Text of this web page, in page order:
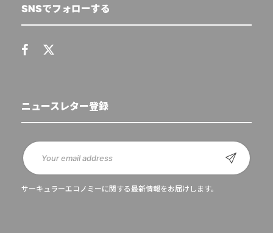
SNSでフォローする
ニュースレター登録
サーキュラーエコノミーに関する最新情報をお届けします。